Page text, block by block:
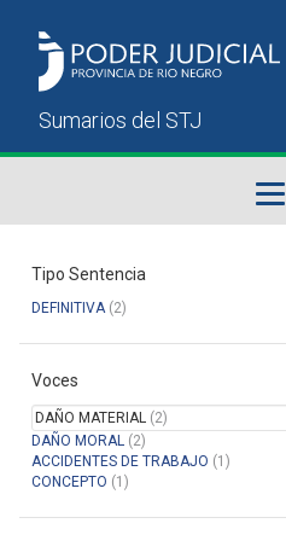
Sumarios del STJ
Manual del Usuario
Tipo Sentencia
DEFINITIVA(2)
Voces
DAÑO MATERIAL (2)
DAÑO MORAL (2)
ACCIDENTES DE TRABAJO (1)
CONCEPTO (1)